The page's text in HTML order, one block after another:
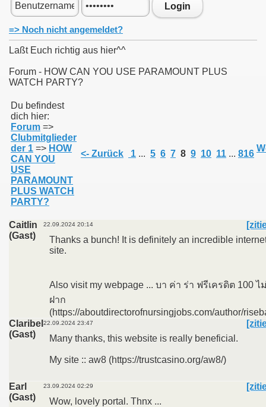
Login
=> Noch nicht angemeldet?
Laßt Euch richtig aus hier^^
Forum - HOW CAN YOU USE PARAMOUNT PLUS
WATCH PARTY?
Du befindest
dich hier:
Forum =>
Clubmitglieder
der 1 => HOW
CAN YOU
USE
PARAMOUNT
PLUS WATCH
PARTY?
<- Zurück 1 ... 5 6 7 8 9 10 11 ... 816
Caitlin
(Gast)
22.09.2024 20:14
Thanks a bunch! It is definitely an incredible
site.
Also visit my webpage ... บา ค่า ร่า ฟรีเครดิต 100 ไ
ฝาก
(https://aboutdirectorofnursingjobs.com/author/
Claribel
(Gast)
22.09.2024 23:47
Many thanks, this website is really beneficial.
My site :: aw8 (https://trustcasino.org/aw8/)
Earl
(Gast)
23.09.2024 02:29
Wow, lovely portal. Thnx ...